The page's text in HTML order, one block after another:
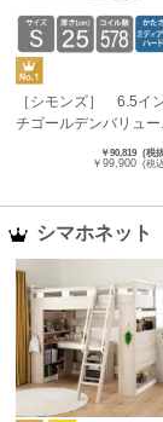
［シモンズ］ 6.5イ
チゴールデンバリュー
￥90,819 (税
￥99,900 (税
シマホネッ